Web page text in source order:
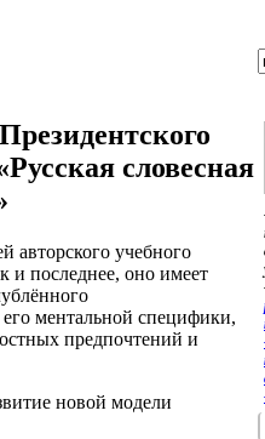
словесная
авторского учебного
и последнее, оно имеет
его ментальной специфики,
предпочтений и
новой модели